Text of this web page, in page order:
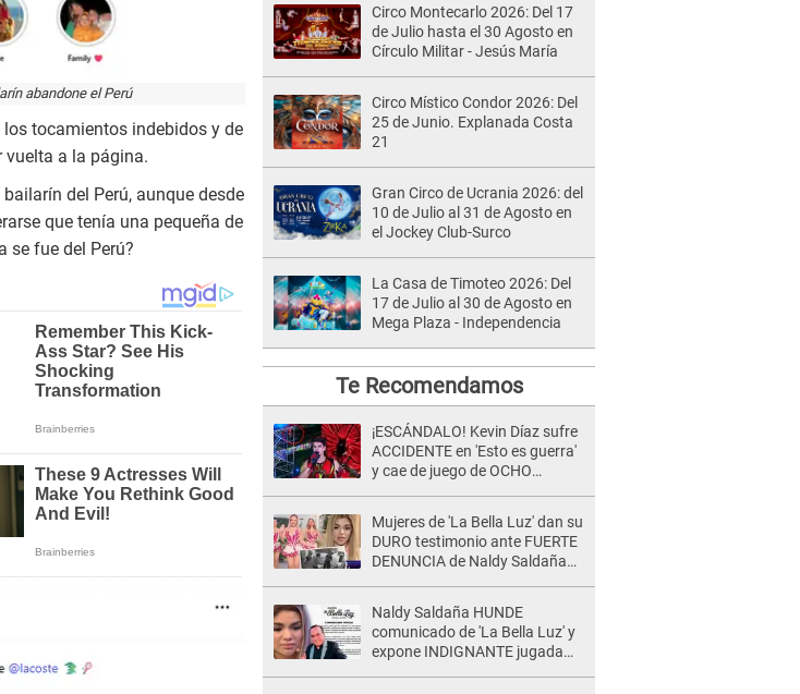
abandone el Perú
tocamientos indebidos y de
vuelta a la página.
del Perú, aunque desde
que tenía una pequeña de
se fue del Perú?
Circo Montecarlo 2026: Del 17
de Julio hasta el 30 Agosto en
Círculo Militar - Jesús María
Circo Místico Condor 2026: Del
25 de Junio. Explanada Costa
21
Gran Circo de Ucrania 2026: del
10 de Julio al 31 de Agosto en
el Jockey Club-Surco
La Casa de Timoteo 2026: Del
17 de Julio al 30 de Agosto en
Mega Plaza - Independencia
Te Recomendamos
¡ESCÁNDALO! Kevin Díaz sufre
ACCIDENTE en 'Esto es guerra'
y cae de juego de OCHO
Mujeres de 'La Bella Luz' dan su
DURO testimonio ante FUERTE
DENUNCIA de Naldy Saldaña
Naldy Saldaña HUNDE
comunicado de 'La Bella Luz' y
expone INDIGNANTE jugada